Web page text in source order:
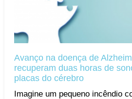
Avanço na doença de
recuperam duas horas de
placas do cérebro
Imagine um pequeno incêndio